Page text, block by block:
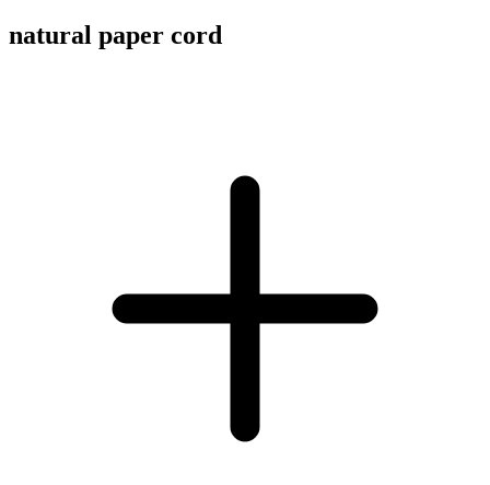
natural paper cord